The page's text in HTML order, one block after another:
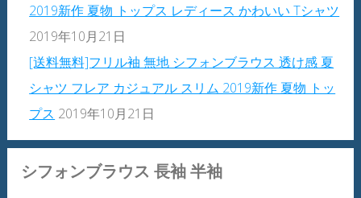
2019新作 夏物 トップス レディース かわいい Tシャツ
2019年10月21日
[送料無料]フリル袖 無地 シフォンブラウス 透け感 夏
シャツ フレア カジュアル スリム 2019新作 夏物 トッ
プス 2019年10月21日
シフォンブラウス 長袖 半袖